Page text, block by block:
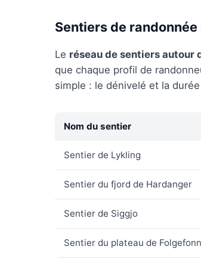
Sentiers de
Le réseau de sentiers autour
que chaque profil de
simple : le dénivelé et la
Nom du sentier
Sentier de Lykling
Sentier du fjord de Hardanger
Sentier de Siggjo
Sentier du plateau de